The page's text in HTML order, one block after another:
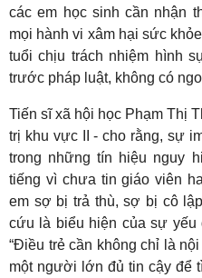
các em học sinh cần nhận
mọi hành vi xâm hại sức
tuổi chịu trách nhiệm hình
trước pháp luật, không có
Tiến sĩ xã hội học Phạm Thị
trị khu vực II - cho rằng, sự
trong những tín hiệu nguy
tiếng vì chưa tin giáo viên
em sợ bị trả thù, sợ bị cô
cứu là biểu hiện của sự yếu
“Điều trẻ cần không chỉ là
một người lớn đủ tin cậy để